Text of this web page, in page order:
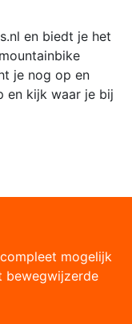
en biedt je het
je nog op en
en kijk waar je bij
mogelijk
bewegwijzerde